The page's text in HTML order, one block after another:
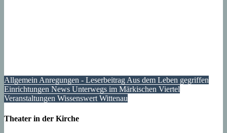
Allgemein Anregungen - Leserbeitrag Aus dem Leben gegriffen
Einrichtungen News Unterwegs im Märkischen Viertel
Veranstaltungen Wissenswert Wittenau
Theater in der Kirche